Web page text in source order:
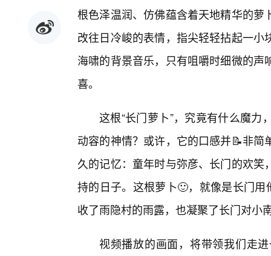
根色泽温润、仿佛蕴含着天地精华的
改往日冷峻的表情，指尖轻轻拈起一
海啸的背景音乐，只有咀嚼时细微的
喜。
这根“长门萝卜”，究竟有什么魔
动容的神情？或许，它的口感并📝非
久的记忆：童年时与弥彦、长门的欢
持的日子。这根萝卜🙂，就像是长门
收了雨隐村的雨露，也凝聚了长门对小
视频播放的画面，将带领我们走